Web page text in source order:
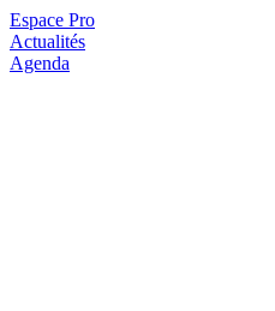
Espace Pro
Actualités
Agenda